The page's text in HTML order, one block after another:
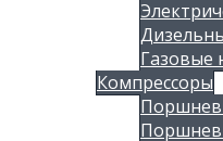
Газовые
Компрессоры